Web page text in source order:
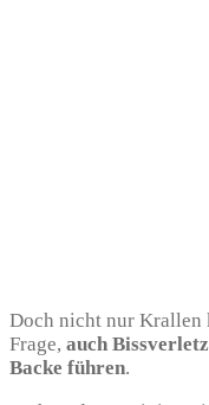
Doch nicht nur Krallen
Frage, auch
Backe führen.